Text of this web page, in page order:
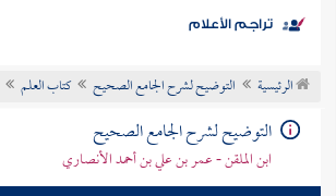
موضوعي
تراجم الأعلام
الرئيسية التوضيح لشرح الجامع الصحيح كتاب العلم
التوضيح لشرح الجامع الصحيح
ابن الملقن - عمر بن علي بن أحمد الأنصاري